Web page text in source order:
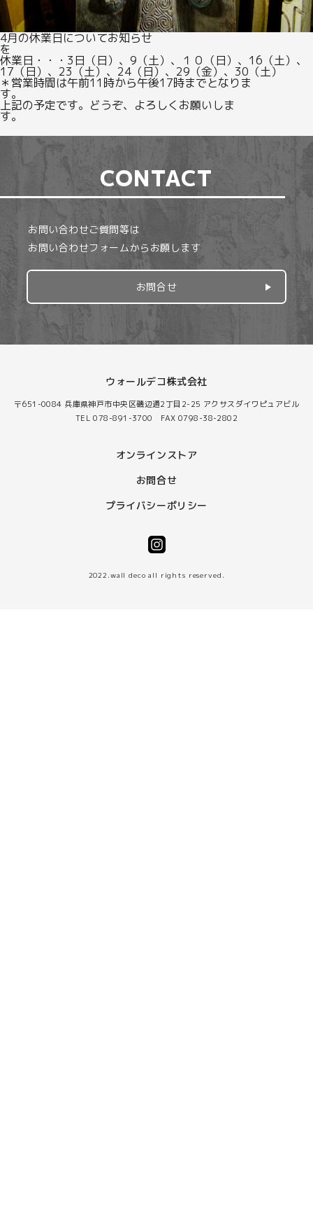
4月の休業日についてお知らせ
休業日・・・3日（日）、9（土）、１０（日）、16（土）、
17（日）、23（土）、24（日）、29（金）、30（土）
＊営業時間は午前11時から午後17時までとなりま
す
上記の予定です。どうぞ、よろしくお願いしま
す。
CONTACT
お問い合わせご質問等は
お問い合わせフォームからお願します
お問合せ
ウォールデコ株式会社
〒651-0084 兵庫県神戸市中央区磯辺通2丁目2-25 アクサスダイワピュアビル
TEL 078-891-3700 FAX 0798-38-2802
オンラインストア
お問合せ
プライバシーポリシー
2022.wall deco all rights reserved.